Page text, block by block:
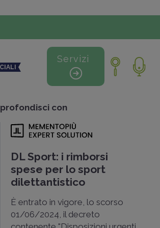
Servizi
con
DL Sport: i rimborsi
spese per lo sport
dilettantistico
È entrato in vigore, lo scorso
01/06/2024, il decreto